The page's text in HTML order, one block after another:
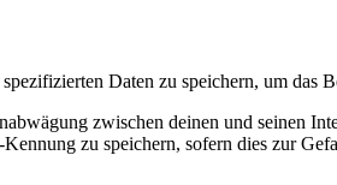
Daten zu speichern, um das
zwischen deinen und seinen
zu speichern, sofern dies zur